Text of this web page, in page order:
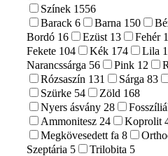
Színek 1556
Barack 6 Barna 150
Bordó 16 Ezüst 13 Fehér
Fekete 104 Kék 174 Lila
Narancssárga 56 Pink 12
Rózsaszín 131 Sárga 83
Szürke 54 Zöld 168
Nyers ásvány 28
Ammonitesz 24 Koprolit
Megkövesedett fa 8
Szeptária 5 Trilobita 5